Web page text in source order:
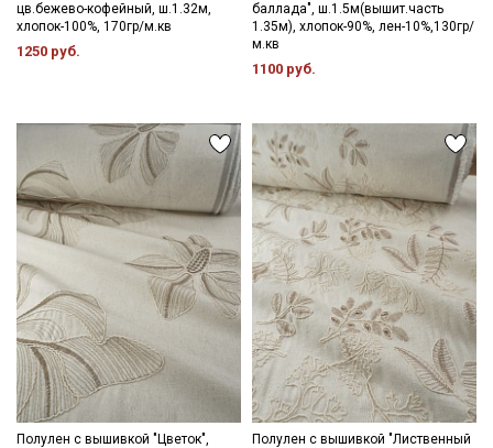
цв.бежево-кофейный, ш.1.32м,
хлопок-100%, 170гр/м.кв
1250 руб.
баллада", ш.1.5м(вышит.часть
1.35м), хлопок-90%, лен-10%,130гр/
м.кв
1100 руб.
Полулен с вышивкой "Цветок",
Полулен с вышивкой "Лиственный